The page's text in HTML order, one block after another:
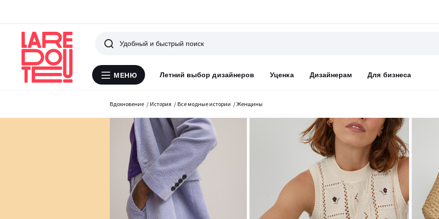
Меню
МЕНЮ Летний выбор дизайнеров Уценка Дизайнерам Для бизнеса
Поиск
Вдохновение История Все модные истории Женщины